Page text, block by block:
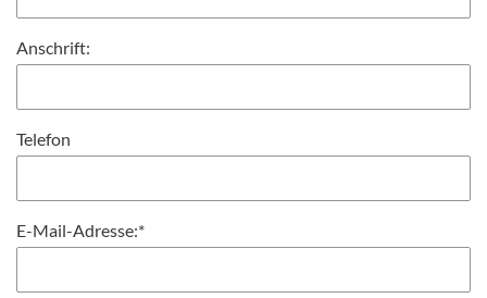
Anschrift:
Telefon
E-Mail-Adresse:*